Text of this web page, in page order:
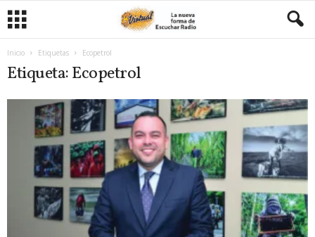
Inicio Etiquetas Ecopetrol
Etiqueta: Ecopetrol